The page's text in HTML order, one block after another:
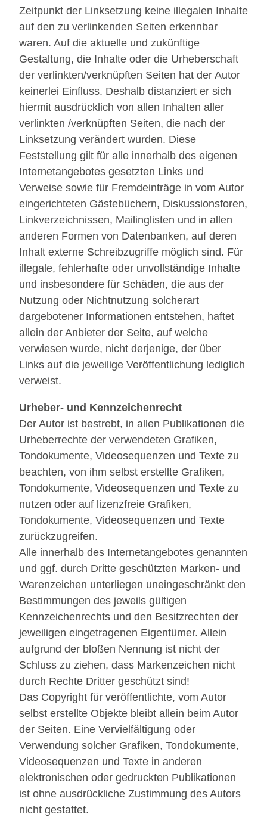
Zeitpunkt der Linksetzung keine illegalen Inhalte
auf den zu verlinkenden Seiten erkennbar
waren. Auf die aktuelle und zukünftige
Gestaltung, die Inhalte oder die Urheberschaft
der verlinkten/verknüpften Seiten hat der Autor
keinerlei Einfluss. Deshalb distanziert er sich
hiermit ausdrücklich von allen Inhalten aller
verlinkten /verknüpften Seiten, die nach der
Linksetzung verändert wurden. Diese
Feststellung gilt für alle innerhalb des eigenen
Internetangebotes gesetzten Links und
Verweise sowie für Fremdeinträge in vom Autor
eingerichteten Gästebüchern, Diskussionsforen,
Linkverzeichnissen, Mailinglisten und in allen
anderen Formen von Datenbanken, auf deren
Inhalt externe Schreibzugriffe möglich sind. Für
illegale, fehlerhafte oder unvollständige Inhalte
und insbesondere für Schäden, die aus der
Nutzung oder Nichtnutzung solcherart
dargebotener Informationen entstehen, haftet
allein der Anbieter der Seite, auf welche
verwiesen wurde, nicht derjenige, der über
Links auf die jeweilige Veröffentlichung lediglich
verweist.
Urheber- und Kennzeichenrecht
Der Autor ist bestrebt, in allen Publikationen die
Urheberrechte der verwendeten Grafiken,
Tondokumente, Videosequenzen und Texte zu
beachten, von ihm selbst erstellte Grafiken,
Tondokumente, Videosequenzen und Texte zu
nutzen oder auf lizenzfreie Grafiken,
Tondokumente, Videosequenzen und Texte
zurückzugreifen.
Alle innerhalb des Internetangebotes genannten
und ggf. durch Dritte geschützten Marken- und
Warenzeichen unterliegen uneingeschränkt den
Bestimmungen des jeweils gültigen
Kennzeichenrechts und den Besitzrechten der
jeweiligen eingetragenen Eigentümer. Allein
aufgrund der bloßen Nennung ist nicht der
Schluss zu ziehen, dass Markenzeichen nicht
durch Rechte Dritter geschützt sind!
Das Copyright für veröffentlichte, vom Autor
selbst erstellte Objekte bleibt allein beim Autor
der Seiten. Eine Vervielfältigung oder
Verwendung solcher Grafiken, Tondokumente,
Videosequenzen und Texte in anderen
elektronischen oder gedruckten Publikationen
ist ohne ausdrückliche Zustimmung des Autors
nicht gestattet.